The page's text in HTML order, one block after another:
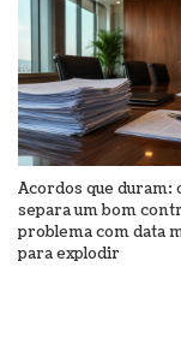
Acordos que duram:
separa um bom
problema com data
para explodir